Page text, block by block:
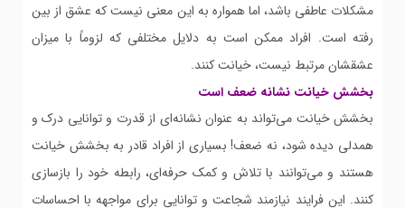
مشکلات عاطفی باشد، اما همواره به این معنی نیست که عشق از بین
رفته است. افراد ممکن است به دلایل مختلفی که لزوماً با میزان
عشقشان مرتبط نیست، خیانت کنند.
بخشش خیانت نشانه ضعف است
بخشش خیانت می‌تواند به عنوان نشانه‌ای از قدرت و توانایی درک و
همدلی دیده شود، نه ضعف! بسیاری از افراد قادر به بخشش خیانت
هستند و می‌توانند با تلاش و کمک حرفه‌ای، رابطه خود را بازسازی
کنند. این فرایند نیازمند شجاعت و توانایی برای مواجهه با احساسات